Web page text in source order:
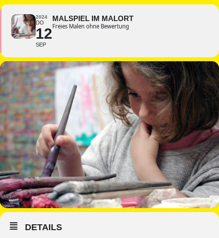
2024
DO
12
SEP
MALSPIEL IM MALORT
Freies Malen ohne Bewertung
DETAILS